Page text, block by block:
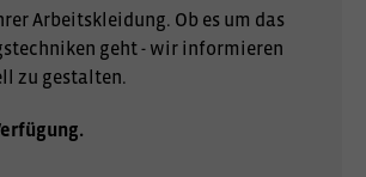
Arbeitskleidung. Ob es um das
geht - wir informieren
zu gestalten.